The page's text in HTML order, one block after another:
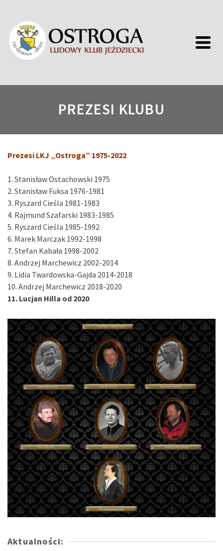
PREZESI KLUBU
Prezesi LKJ „Ostroga” 1975-2022
1. Stanisław Ostachowski 1975
2. Stanisław Fuksa 1976-1981
3. Ryszard Cieśla 1981-1983
4. Rajmund Szafarski 1983-1985
5. Ryszard Cieśla 1985-1992
6. Marek Marczak 1992-1998
7. Stefan Kabała 1998-2002
8. Andrzej Marchewicz 2002-2014
9. Lidia Twardowska-Gajda 2014-2018
10. Andrzej Marchewicz 2018-2020
11. Lucjan Hilla od 2020
Aktualności: